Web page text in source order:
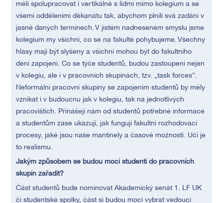
měli spolupracovat i vertikálně s lidmi mimo kolegium a se
všemi odděleními děkanátu tak, abychom plnili svá zadání v
jasně daných termínech. V jistém nadneseném smyslu jsme
kolegium my všichni, co se na fakultě pohybujeme. Všechny
hlasy mají být slyšeny a všichni mohou být do fakultního
dění zapojeni. Co se týče studentů, budou zastoupeni nejen
v kolegiu, ale i v pracovních skupinách, tzv. „task forces“.
Neformální pracovní skupiny se zapojením studentů by měly
vznikat i v budoucnu jak v kolegiu, tak na jednotlivých
pracovištích. Přinášejí nám od studentů potřebné informace
a studentům zase ukazují, jak fungují fakultní rozhodovací
procesy, jaké jsou naše mantinely a časové možnosti. Učí je
to realismu.
Jakým způsobem se budou moci studenti do pracovních
skupin zařadit?
Část studentů bude nominovat Akademický senát 1. LF UK
či studentské spolky, část si budou moci vybrat vedoucí